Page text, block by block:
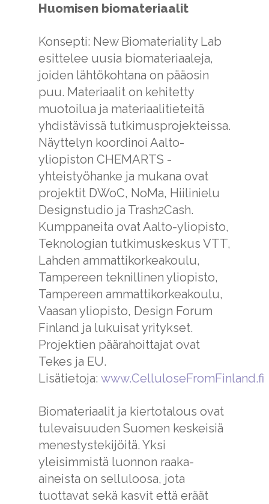
Huomisen biomateriaalit
Konsepti: New Biomateriality Lab
esittelee uusia biomateriaaleja,
joiden lähtökohtana on pääosin
puu. Materiaalit on kehitetty
muotoilua ja materiaalitieteitä
yhdistävissä tutkimusprojekteissa.
Näyttelyn koordinoi Aalto-
yliopiston CHEMARTS -
yhteistyöhanke ja mukana ovat
projektit DWoC, NoMa, Hiilinielu
Designstudio ja Trash2Cash.
Kumppaneita ovat Aalto-yliopisto,
Teknologian tutkimuskeskus VTT,
Lahden ammattikorkeakoulu,
Tampereen teknillinen yliopisto,
Tampereen ammattikorkeakoulu,
Vaasan yliopisto, Design Forum
Finland ja lukuisat yritykset.
Projektien päärahoittajat ovat
Tekes ja EU.
Lisätietoja: www.CelluloseFromFinland.fi
Biomateriaalit ja kiertotalous ovat
tulevaisuuden Suomen keskeisiä
menestystekijöitä. Yksi
yleisimmistä luonnon raaka-
aineista on selluloosa, jota
tuottavat sekä kasvit että eräät